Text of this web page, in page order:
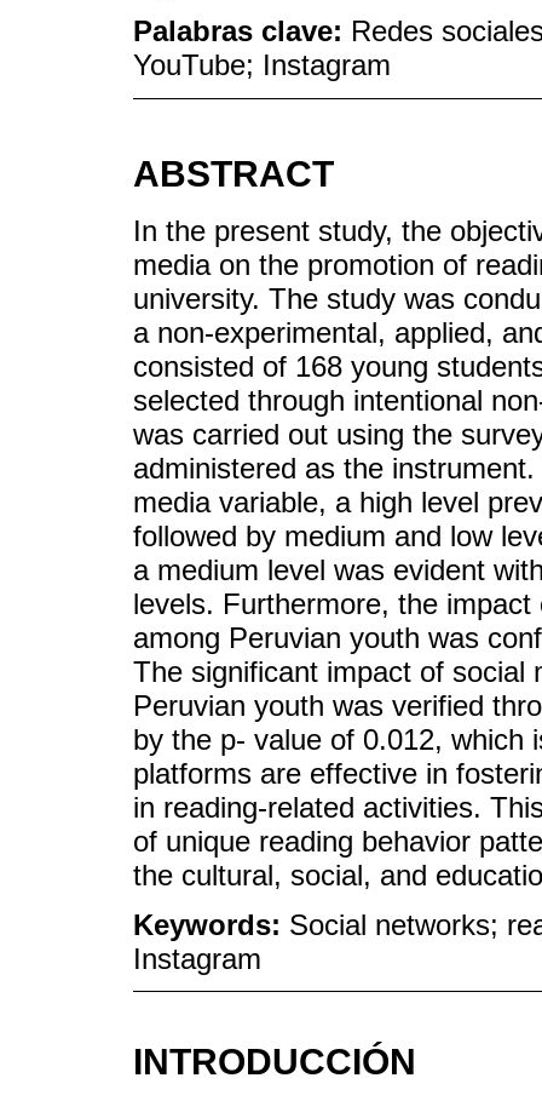
Palabras clave: Redes
YouTube; Instagram
ABSTRACT
In the present study, the
media on the promotion of
university. The study was
a non-experimental, applied,
consisted of 168 young
selected through intentional
was carried out using the
administered as the
media variable, a high level
followed by medium and low
a medium level was evident
levels. Furthermore, the
among Peruvian youth was
The significant impact of social
Peruvian youth was verified
by the p- value of 0.012, which
platforms are effective in
in reading-related activities.
of unique reading behavior
the cultural, social, and
Keywords: Social networks;
Instagram
INTRODUCCIÓN